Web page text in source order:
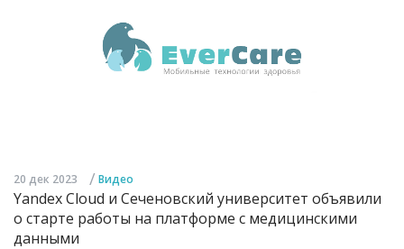
20 дек 2023 / Видео
Yandex Cloud и Сеченовский университет объявили
о старте работы на платформе с медицинскими
данными